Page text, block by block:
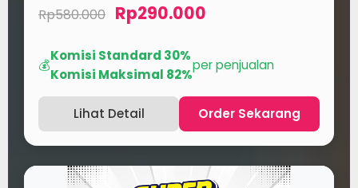
Rp580.000 Rp290.000
💰
Komisi Standard 30%
Komisi Maksimal 82%
per penjualan
Lihat Detail Order Sekarang